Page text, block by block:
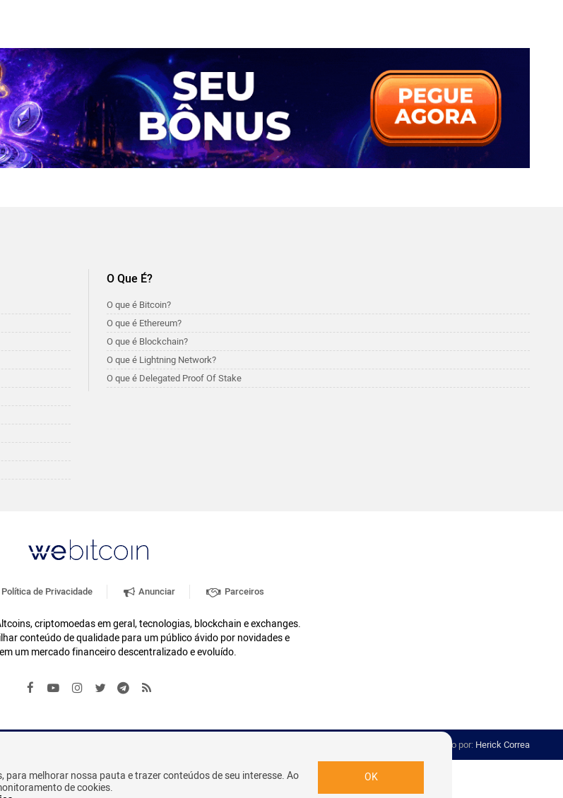
O Que É?
O que é Bitcoin?
O que é Ethereum?
O que é Blockchain?
O que é Lightning Network?
O que é Delegated Proof Of Stake
Política de Privacidade Anunciar Parceiros
criptomoedas em geral, tecnologias, blockchain e exchanges.
conteúdo de qualidade para um público ávido por novidades e
um mercado financeiro descentralizado e evoluído.
Desenvolvido por: Herick Correa
melhorar nossa pauta e trazer conteúdos de seu interesse. Ao
de cookies.
OK